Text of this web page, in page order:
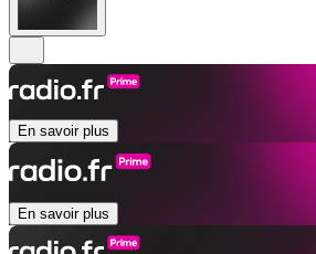
En savoir plus
En savoir plus